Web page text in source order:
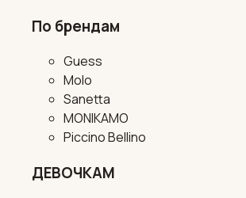
По брендам
Guess
Molo
Sanetta
MONIKAMO
Piccino Bellino
ДЕВОЧКАМ